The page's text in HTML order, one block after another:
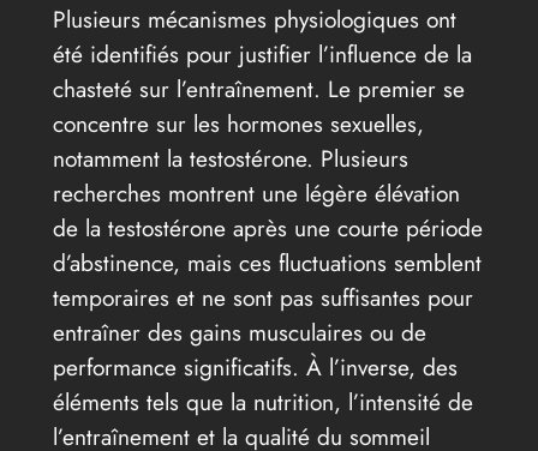
Plusieurs mécanismes physiologiques ont
été identifiés pour justifier l’influence de la
chasteté sur l’entraînement. Le premier se
concentre sur les hormones sexuelles,
notamment la testostérone. Plusieurs
recherches montrent une légère élévation
de la testostérone après une courte période
d’abstinence, mais ces fluctuations semblent
temporaires et ne sont pas suffisantes pour
entraîner des gains musculaires ou de
performance significatifs. À l’inverse, des
éléments tels que la nutrition, l’intensité de
l’entraînement et la qualité du sommeil